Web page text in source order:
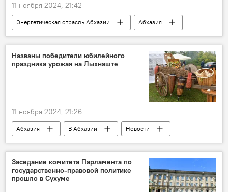
11 ноября 2024, 21:42
Энергетическая отрасль Абхазии
Абхазия
Новости
СУЭС Сухум
Названы победители юбилейного
праздника урожая на Лыхнаште
11 ноября 2024, 21:26
Абхазия В Абхазии
Новости
Гудаутский район
Заседание комитета Парламента по
государственно-правовой политике
прошло в Сухуме